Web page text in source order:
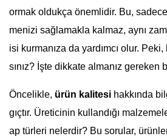
ormak oldukça önemlidir. Bu,
menizi sağlamakla kalmaz, aynı
isi kurmanıza da yardımcı olur.
sınız? İşte dikkate almanız gereken
Öncelikle, ürün kalitesi hakkında
gıçtır. Üreticinin kullandığı
ap türleri nelerdir? Bu sorular,